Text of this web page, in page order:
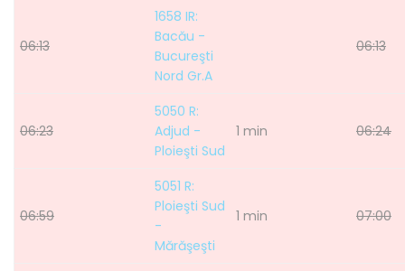
06:13
1658 IR:
Bacău -
Bucureşti
Nord Gr.A
06:13
06:23
5050 R:
Adjud -
Ploieşti Sud
1 min 06:24
06:59
5051 R:
Ploieşti Sud
-
Mărăşeşti
1 min 07:00